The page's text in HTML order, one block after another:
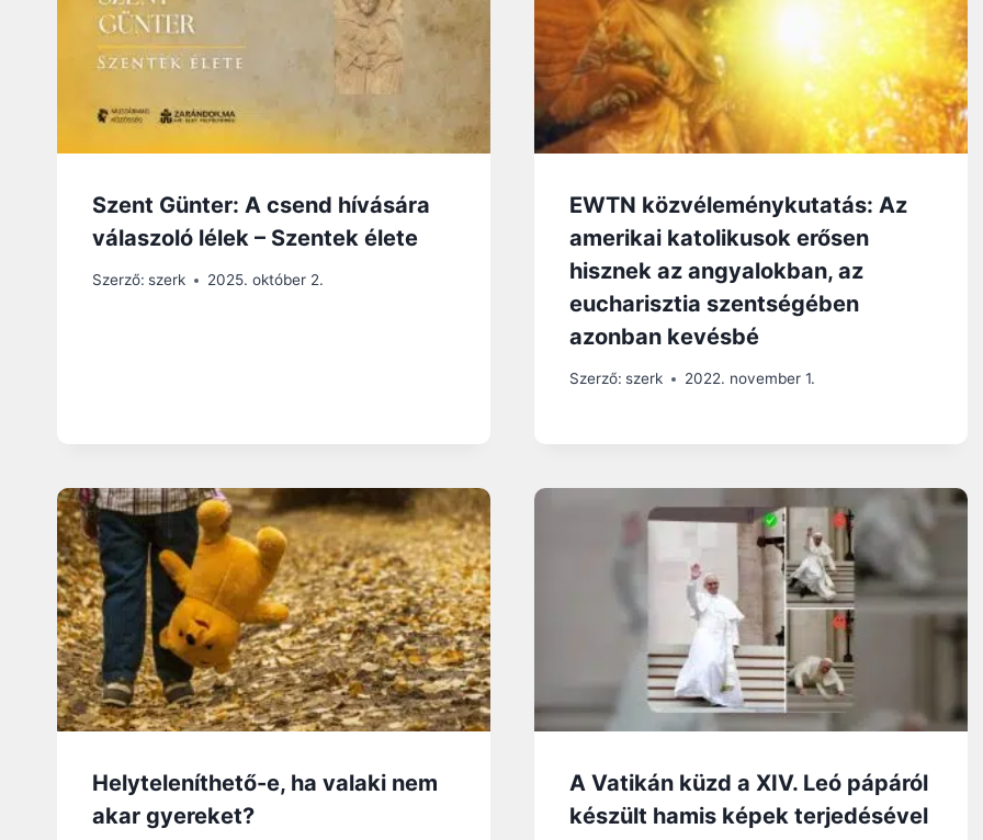
Szent Günter: A csend hívására
válaszoló lélek – Szentek élete
Szerző: szerk 2025. október 2.
EWTN közvéleménykutatás: Az
amerikai katolikusok erősen
hisznek az angyalokban, az
eucharisztia szentségében
azonban kevésbé
Szerző: szerk 2022. november 1.
Helyteleníthető-e, ha valaki nem
akar gyereket?
A Vatikán küzd a XIV. Leó pápáról
készült hamis képek terjedésével